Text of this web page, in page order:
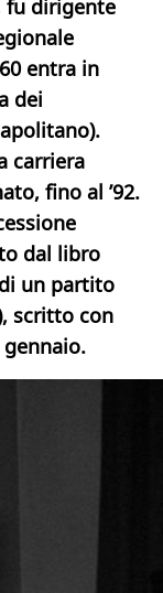
fu dirigente
entra in
dei
carriera
fino al ’92.
dal libro
un partito
scritto con